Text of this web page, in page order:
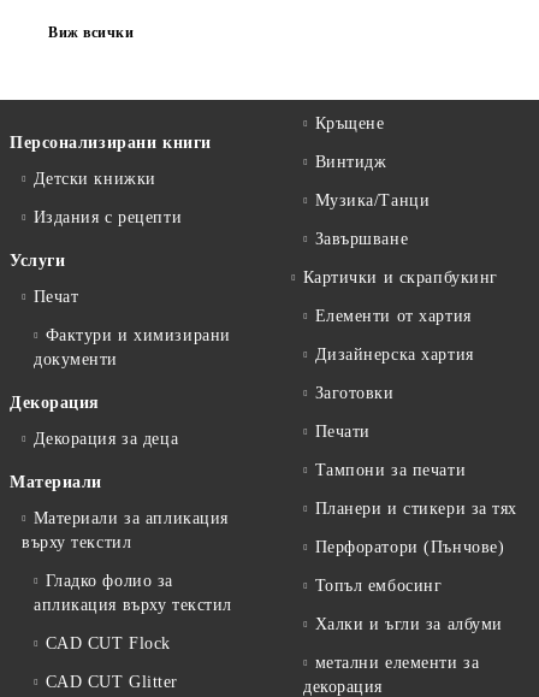
Виж всички
Персонализирани книги
Детски книжки
Издания с рецепти
Услуги
Печат
Фактури и химизирани
документи
Декорация
Декорация за деца
Материали
Материали за апликация
върху текстил
Гладко фолио за
апликация върху текстил
CAD CUT Flock
CAD CUT Glitter
Кръщене
Винтидж
Музика/Танци
Завършване
Картички и скрапбукинг
Елементи от хартия
Дизайнерска хартия
Заготовки
Печати
Тампони за печати
Планери и стикери за тях
Перфоратори (Пънчове)
Топъл ембосинг
Халки и ъгли за албуми
метални елементи за
декорация